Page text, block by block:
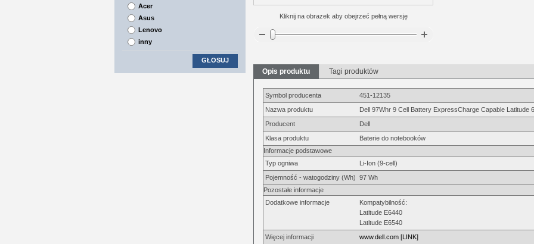
Kliknij na obrazek aby obejrzeć pełną wersję
Opis produktu Tagi produktów
Symbol producenta
451-12135
Nazwa produktu
Dell 97Whr 9 Cell Battery ExpressCharge Capable Latitude
Producent
Dell
Klasa produktu
Baterie do notebooków
Informacje podstawowe
Typ ogniwa
Li-Ion (9-cell)
Pojemność - watogodziny (Wh) 97 Wh
Pozostałe informacje
Dodatkowe informacje
Kompatybilność:
Latitude E6440
Latitude E6540
Więcej informacji
www.dell.com [LINK]
Acer
Asus
Lenovo
inny
GŁOSUJ